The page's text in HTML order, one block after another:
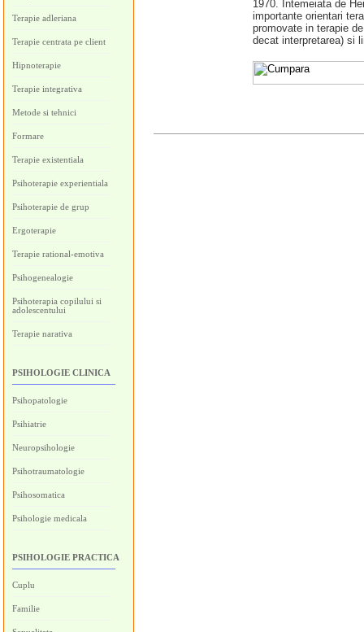
Terapie adleriana
Terapie centrata pe client
Hipnoterapie
Terapie integrativa
Metode si tehnici
Formare
Terapie existentiala
Psihoterapie experientiala
Psihoterapie de grup
Ergoterapie
Terapie rational-emotiva
Psihogenealogie
Psihoterapia copilului si
adolescentului
Terapie narativa
PSIHOLOGIE CLINICA
Psihopatologie
Psihiatrie
Neuropsihologie
Psihotraumatologie
Psihosomatica
Psihologie medicala
PSIHOLOGIE PRACTICA
Cuplu
Familie
1970. Intemeiata de
importante orientari
promovate in terapie
decat interpretarea) si